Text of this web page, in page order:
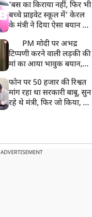
अनमोल कुछ नहीं
'बस का किराया नहीं, फिर भी
बच्चे प्राइवेट स्कूल में' केरल
के मंत्री ने दिया ऐसा बयान की
PM मोदी पर अभद्र
टिप्पणी करने वाली लड़की की
मां का आया भावुक बयान,
बेटी को गोद लें प्रधानमंत्री
फोन पर 50 हजार की रिश्वत
मांग रहा था सरकारी बाबू, सुन
रहे थे मंत्री, फिर जो किया, वो
ADVERTISEMENT